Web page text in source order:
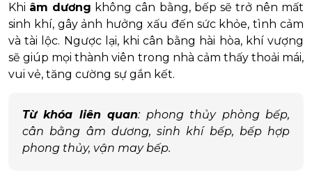
Khi âm dương không cân bằng, bếp sẽ trở nên mất
sinh khí, gây ảnh hưởng xấu đến sức khỏe, tình cảm
và tài lộc. Ngược lại, khi cân bằng hài hòa, khí vượng
sẽ giúp mọi thành viên trong nhà cảm thấy thoải mái,
vui vẻ, tăng cường sự gắn kết.
Từ khóa liên quan: phong thủy phòng bếp,
cân bằng âm dương, sinh khí bếp, bếp hợp
phong thủy, vận may bếp.